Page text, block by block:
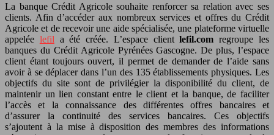
La banque Crédit Agricole souhaite renforcer sa relation avec ses
clients. Afin d’accéder aux nombreux services et offres du Crédit
Agricole et de recevoir une aide spécialisée, une plateforme virtuelle
appelée lefil a été créée. L’espace clientlefil.com regroupe les
banques du Crédit Agricole Pyrénées Gascogne. De plus, l’espace
client étant toujours ouvert, il permet de demander de l’aide sans
avoir à se déplacer dans l’un des 135 établissements physiques. Les
objectifs du site sont de privilégier la disponibilité du client, de
maintenir un lien constant entre le client et la banque, de faciliter
l’accès et la connaissance des différentes offres bancaires et
d’assurer la continuité des services bancaires. Ces objectifs
s’ajoutent à la mise à disposition des membres des informations